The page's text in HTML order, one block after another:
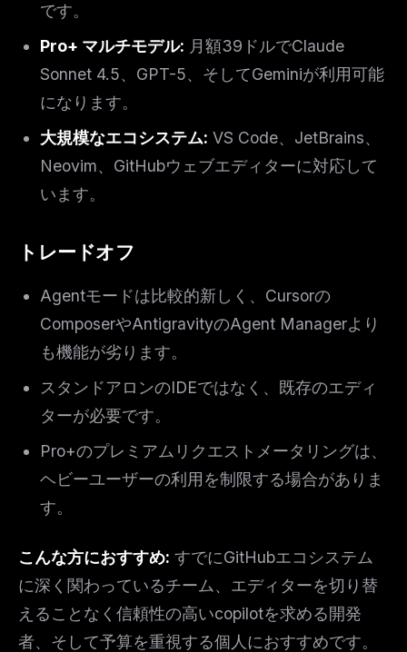
です。
Pro+ マルチモデル: 月額39ドルでClaude
Sonnet 4.5、GPT-5、そしてGeminiが利用可能
になります。
大規模なエコシステム: VS Code、JetBrains、
Neovim、GitHubウェブエディターに対応して
います。
トレードオフ
Agentモードは比較的新しく、Cursorの
ComposerやAntigravityのAgent Managerより
も機能が劣ります。
スタンドアロンのIDEではなく、既存のエディ
ターが必要です。
Pro+のプレミアムリクエストメータリングは、
ヘビーユーザーの利用を制限する場合がありま
す。
こんな方におすすめ: すでにGitHubエコシステム
に深く関わっているチーム、エディターを切り替
えることなく信頼性の高いcopilotを求める開発
者、そして予算を重視する個人におすすめです。